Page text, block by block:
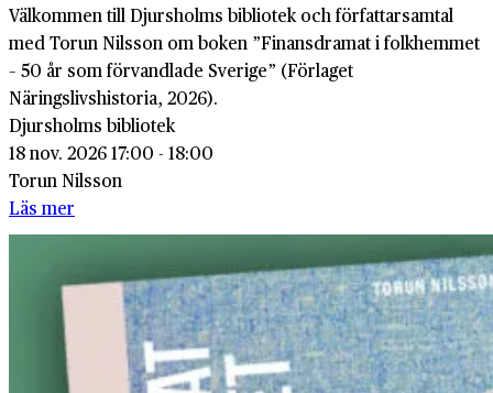
Välkommen till Djursholms bibliotek och författarsamtal
med Torun Nilsson om boken ”Finansdramat i folkhemmet
– 50 år som förvandlade Sverige” (Förlaget
Näringslivshistoria, 2026).
Djursholms bibliotek
18 nov. 2026 17:00 - 18:00
Torun Nilsson
Läs mer